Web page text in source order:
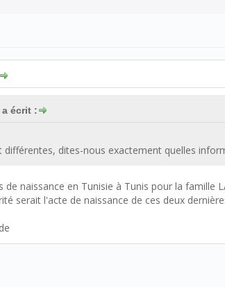
a écrit :
différentes, dites-nous exactement quelles
de naissance en Tunisie à Tunis pour la famille
serait l'acte de naissance de ces deux